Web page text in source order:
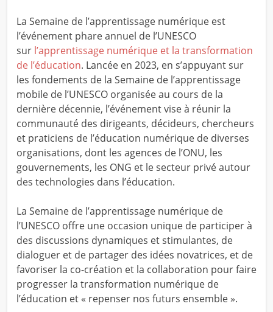
La Semaine de l’apprentissage numérique est
l’événement phare annuel de l’UNESCO
sur l’apprentissage numérique et la transformation
de l’éducation. Lancée en 2023, en s’appuyant sur
les fondements de la Semaine de l’apprentissage
mobile de l’UNESCO organisée au cours de la
dernière décennie, l’événement vise à réunir la
communauté des dirigeants, décideurs, chercheurs
et praticiens de l’éducation numérique de diverses
organisations, dont les agences de l’ONU, les
gouvernements, les ONG et le secteur privé autour
des technologies dans l’éducation.
La Semaine de l’apprentissage numérique de
l’UNESCO offre une occasion unique de participer à
des discussions dynamiques et stimulantes, de
dialoguer et de partager des idées novatrices, et de
favoriser la co-création et la collaboration pour faire
progresser la transformation numérique de
l’éducation et « repenser nos futurs ensemble ».